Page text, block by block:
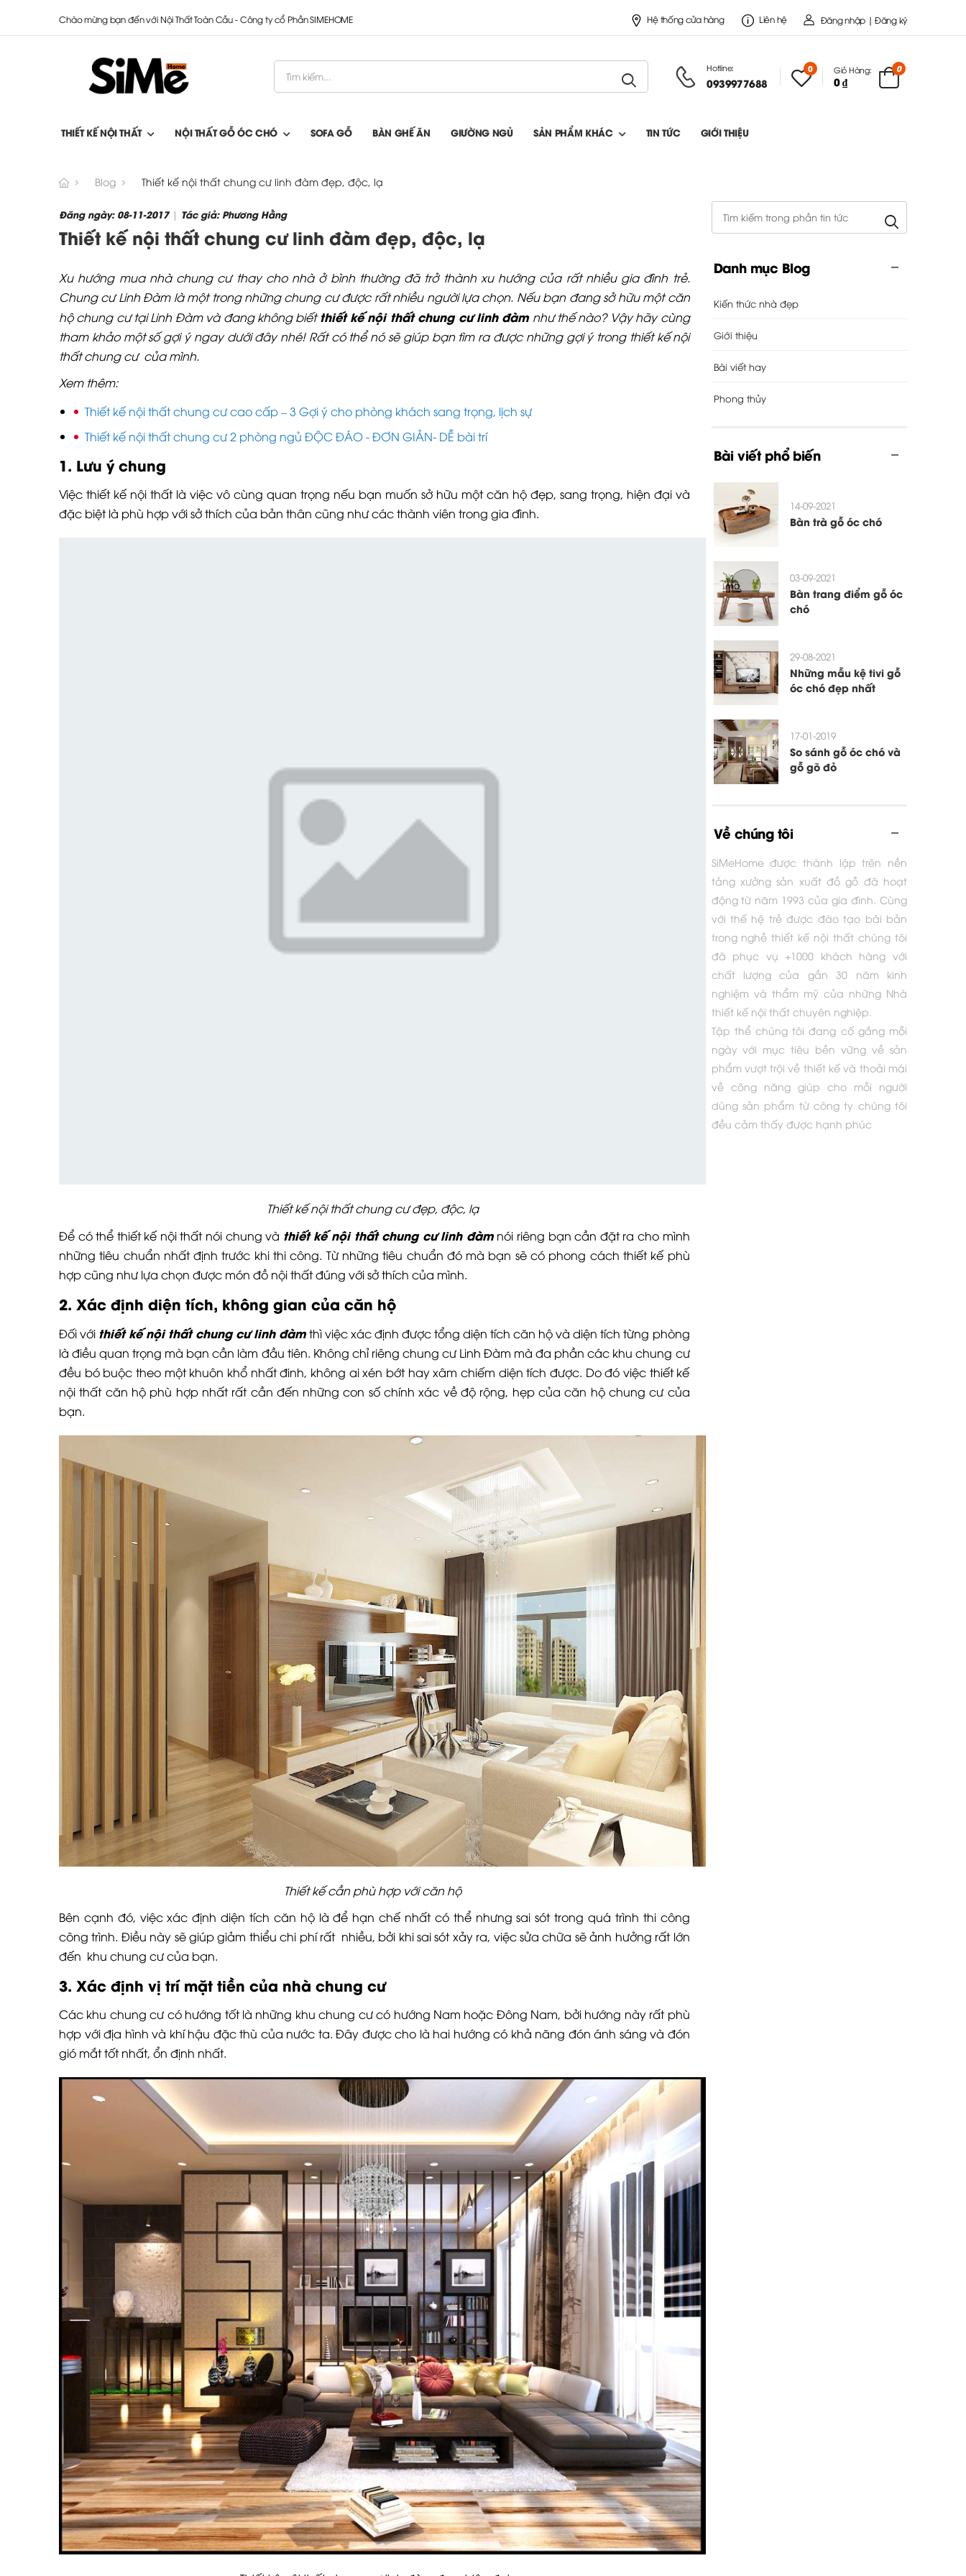
Chào mừng bạn đến với Nội Thất Toàn Cầu - Công ty cổ Phần SIMEHOME Hệ thống cửa hàng Liên hệ Đăng nhập | Đăng ký
Hotline:
0939977688
0 Giỏ Hàng:
0 ₫
0
THIẾT KẾ NỘI THẤT NỘI THẤT GỖ ÓC CHÓ SOFA GỖ BÀN GHẾ ĂN GIƯỜNG NGỦ SẢN PHẨM KHÁC TIN TỨC GIỚI THIỆU
Blog Thiết kế nội thất chung cư linh đàm đẹp, độc, lạ
Đăng ngày: 08-11-2017| Tác giả: Phương Hằng
Thiết kế nội thất chung cư linh đàm đẹp, độc, lạ
Xu hướng mua nhà chung cư thay cho nhà ở bình thường đã trở thành xu hướng của rất nhiều gia đình trẻ.
Chung cư Linh Đàm là một trong những chung cư được rất nhiều người lựa chọn. Nếu bạn đang sở hữu một căn
hộ chung cư tại Linh Đàm và đang không biếtthiết kế nội thất chung cư linh đàmnhư thế nào? Vậy hãy cùng
tham khảo một số gợi ý ngay dưới đây nhé! Rất có thể nó sẽ giúp bạn tìm ra được những gợi ý trong thiết kế nội
thất chung cư của mình.
Xem thêm:
Thiết kế nội thất chung cư cao cấp – 3 Gợi ý cho phòng khách sang trọng, lịch sự
Thiết kế nội thất chung cư 2 phòng ngủ ĐỘC ĐÁO - ĐƠN GIẢN- DỄ bài trí
1. Lưu ý chung
Việc thiết kế nội thất là việc vô cùng quan trọng nếu bạn muốn sở hữu một căn hộ đẹp, sang trọng, hiện đại và
đặc biệt là phù hợp với sở thích của bản thân cũng như các thành viên trong gia đình.
Thiết kế nội thất chung cư đẹp, độc, lạ
Để có thể thiết kế nội thất nói chung và thiết kế nội thất chung cư linh đàmnói riêng bạn cần đặt ra cho mình
những tiêu chuẩn nhất định trước khi thi công. Từ những tiêu chuẩn đó mà bạn sẽ có phong cách thiết kế phù
hợp cũng như lựa chọn được món đồ nội thất đúng với sở thích của mình.
2. Xác định diện tích, không gian của căn hộ
Đối với thiết kế nội thất chung cư linh đàmthì việc xác định được tổng diện tích căn hộ và diện tích từng phòng
là điều quan trọng mà bạn cần làm đầu tiên. Không chỉ riêng chung cư Linh Đàm mà đa phần các khu chung cư
đều bó buộc theo một khuôn khổ nhất đinh, không ai xén bớt hay xâm chiếm diện tích được. Do đó việc thiết kế
nội thất căn hộ phù hợp nhất rất cần đến những con số chính xác về độ rộng, hẹp của căn hộ chung cư của
bạn.
Thiết kế cần phù hợp với căn hộ
Bên cạnh đó, việc xác định diện tích căn hộ là để hạn chế nhất có thể nhưng sai sót trong quá trình thi công
công trình. Điều này sẽ giúp giảm thiểu chi phí rất nhiều, bởi khi sai sót xảy ra, việc sửa chữa sẽ ảnh hưởng rất lớn
đến khu chung cư của bạn.
3. Xác định vị trí mặt tiền của nhà chung cư
Các khu chung cư có hướng tốt là những khu chung cư có hướng Nam hoặc Đông Nam, bởi hướng này rất phù
hợp với địa hình và khí hậu đặc thù của nước ta. Đây được cho là hai hướng có khả năng đón ánh sáng và đón
gió mắt tốt nhất, ổn định nhất.
Danh mục Blog
Kiến thức nhà đẹp
Giới thiệu
Bài viết hay
Phong thủy
Bài viết phổ biến
14-09-2021
Bàn trà gỗ óc chó
03-09-2021
Bàn trang điểm gỗ óc
chó
29-08-2021
Những mẫu kệ tivi gỗ
óc chó đẹp nhất
17-01-2019
So sánh gỗ óc chó và
gỗ gõ đỏ
Về chúng tôi
SiMeHome được thành lập trên nền
tảng xưởng sản xuất đồ gỗ đã hoạt
động từ năm 1993 của gia đình. Cùng
với thế hệ trẻ được đào tạo bài bản
trong nghề thiết kế nội thất chúng tôi
đã phục vụ +1000 khách hàng với
chất lượng của gần 30 năm kinh
nghiệm và thẩm mỹ của những Nhà
thiết kế nội thất chuyên nghiệp.
Tập thể chúng tôi đang cố gắng mỗi
ngày với mục tiêu bền vững về sản
phẩm vượt trội về thiết kế và thoải mái
về công năng giúp cho mỗi người
dùng sản phẩm từ công ty chúng tôi
đều cảm thấy được hạnh phúc